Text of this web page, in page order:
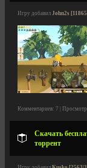
Игру добавил John2s
Комментариев: 7 |
Скачать
торрент